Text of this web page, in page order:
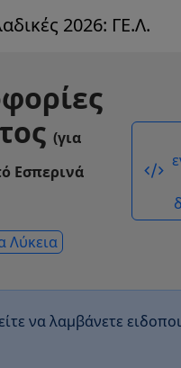
2026: ΓΕ.Λ.
(για
Εσπερινά
Λύκεια
code_xml
να λαμβάνετε